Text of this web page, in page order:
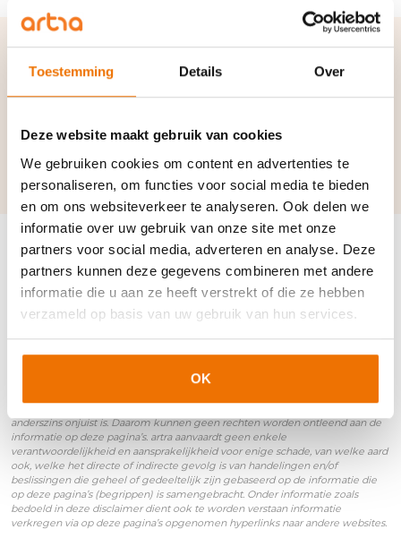
Toestemming Details Over
Deze website maakt gebruik van cookies
We gebruiken cookies om content en advertenties te
personaliseren, om functies voor social media te bieden
en om ons websiteverkeer te analyseren. Ook delen we
informatie over uw gebruik van onze site met onze
partners voor social media, adverteren en analyse. Deze
partners kunnen deze gegevens combineren met andere
informatie die u aan ze heeft verstrekt of die ze hebben
verzameld op basis van uw gebruik van hun services.
OK
Verwante termen en
synoniemen:
Zorgverzekering | Zorgtoeslag|
Het onderstaande is van toepassing op de pagina’s van het kenniscentrum
deze pagina’s alleen beschikbaar met als doel het verstrekken van informatie.
anderszins onjuist is. Daarom kunnen geen rechten worden ontleend aan de
informatie op deze pagina’s. artra aanvaardt geen enkele
verantwoordelijkheid en aansprakelijkheid voor enige schade, van welke aard
ook, welke het directe of indirecte gevolg is van handelingen en/of
beslissingen die geheel of gedeeltelijk zijn gebaseerd op de informatie die
op deze pagina’s (begrippen) is samengebracht. Onder informatie zoals
bedoeld in deze disclaimer dient ook te worden verstaan informatie
verkregen via op deze pagina’s opgenomen hyperlinks naar andere websites.